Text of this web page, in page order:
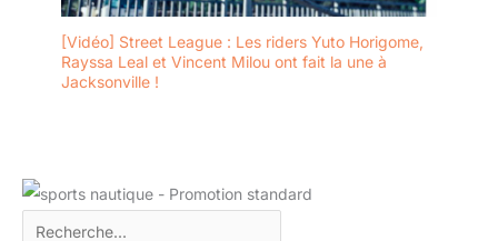
[Vidéo] Street League : Les riders Yuto Horigome,
Rayssa Leal et Vincent Milou ont fait la une à
Jacksonville !